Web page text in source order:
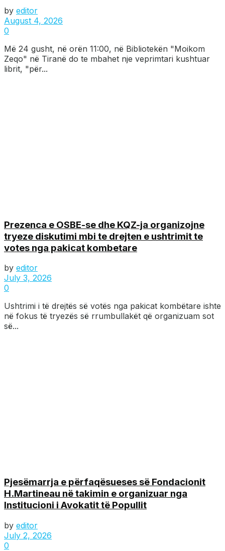
by editor
August 4, 2026
0
Më 24 gusht, në orën 11:00, në Bibliotekën "Moikom
Zeqo" në Tiranë do te mbahet nje veprimtari kushtuar
librit, "për...
Prezenca e OSBE-se dhe KQZ-ja organizojne
tryeze diskutimi mbi te drejten e ushtrimit te
votes nga pakicat kombetare
by editor
July 3, 2026
0
Ushtrimi i të drejtës së votës nga pakicat kombëtare ishte
në fokus të tryezës së rrumbullakët që organizuam sot
së...
Pjesëmarrja e përfaqësueses së Fondacionit
H.Martineau në takimin e organizuar nga
Institucioni i Avokatit të Popullit
by editor
July 2, 2026
0